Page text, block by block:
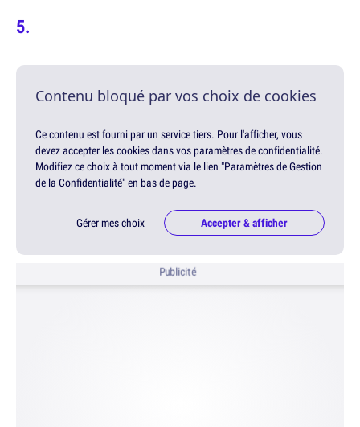
Contenu bloqué par vos choix de cookies
Ce contenu est fourni par un service tiers. Pour l'afficher, vous
devez accepter les cookies dans vos paramètres de confidentialité.
Modifiez ce choix à tout moment via le lien "Paramètres de Gestion
de la Confidentialité" en bas de page.
Gérer mes choix Accepter & afficher
Publicité